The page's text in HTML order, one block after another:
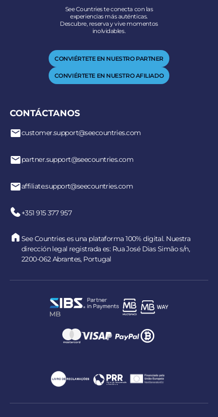
See Countries te conecta con las
experiencias más auténticas.
Descubre, reserva y vive momentos
inolvidables.
CONVIÉRTETE EN NUESTRO PARTNER
CONVIÉRTETE EN NUESTRO AFILIADO
CONTÁCTANOS
customer.support@seecountries.com
partner.support@seecountries.com
affiliate.support@seecountries.com
+351 915 377 957
See Countries es una plataforma 100% digital. Nuestra
dirección legal registrada es: Rua José Dias Simão s/n,
2200-062 Abrantes, Portugal